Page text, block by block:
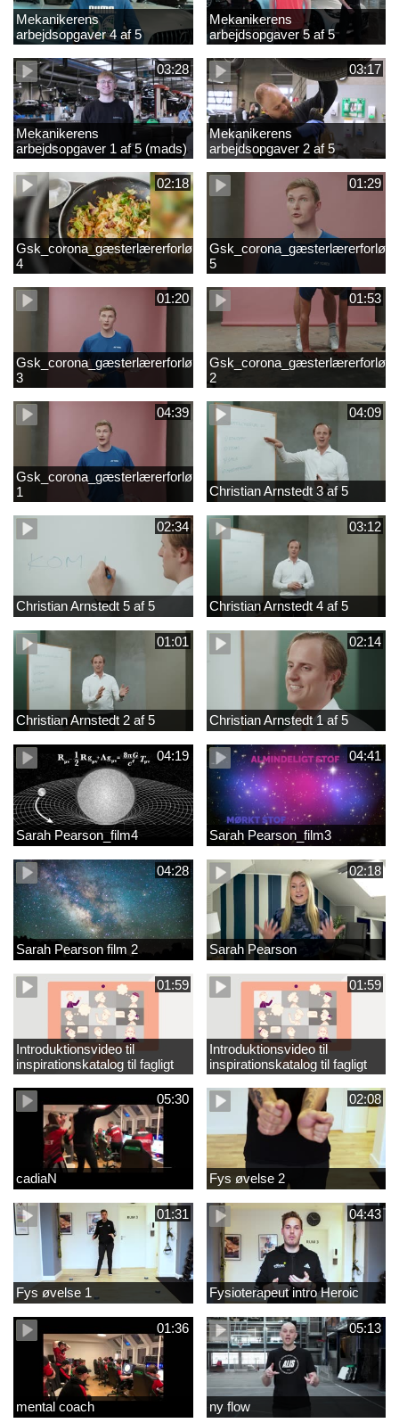
Mekanikerens
arbejdsopgaver 4 af 5
(Frederik Vesti)
Mekanikerens
arbejdsopgaver 5 af 5
(Frederik Vesti)
03:28
Mekanikerens
arbejdsopgaver 1 af 5 (mads)
03:17
Mekanikerens
arbejdsopgaver 2 af 5
(magnus)
02:18
Gsk_corona_gæsterlærerforløb_Axelsen_del
4
01:29
5
01:20
Gsk_corona_gæsterlærerforløb_Axelsen_del
3
01:53
2
04:39
Gsk_corona_gæsterlærerforløb_Axelsen_del
1
04:09
Christian Arnstedt 3 af 5
02:34
Christian Arnstedt 5 af 5
03:12
Christian Arnstedt 4 af 5
01:01
Christian Arnstedt 2 af 5
02:14
Christian Arnstedt 1 af 5
04:19
Sarah Pearson_film4
04:41
Sarah Pearson_film3
04:28
Sarah Pearson film 2
02:18
Sarah Pearson
01:59
Introduktionsvideo til
inspirationskatalog til fagligt
løft_tilrettet
01:59
Introduktionsvideo til
inspirationskatalog til fagligt
løft
05:30
cadiaN
02:08
Fys øvelse 2
01:31
Fys øvelse 1
04:43
Fysioterapeut intro Heroic
01:36
mental coach
05:13
ny flow